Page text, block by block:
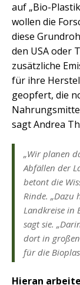
auf „Bio-
wollen die
diese
den USA oder
zusätzliche
für ihre
geopfert, die
sagt Andrea
„Wir planen
Abfällen der
betont die
Rinde. „Dazu
Landkreise in
sagt sie.
dort in
für die
Hieran